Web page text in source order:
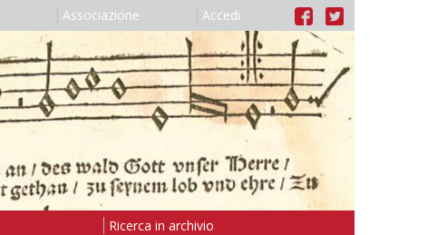
Associazione Accedi
Ricerca in archivio